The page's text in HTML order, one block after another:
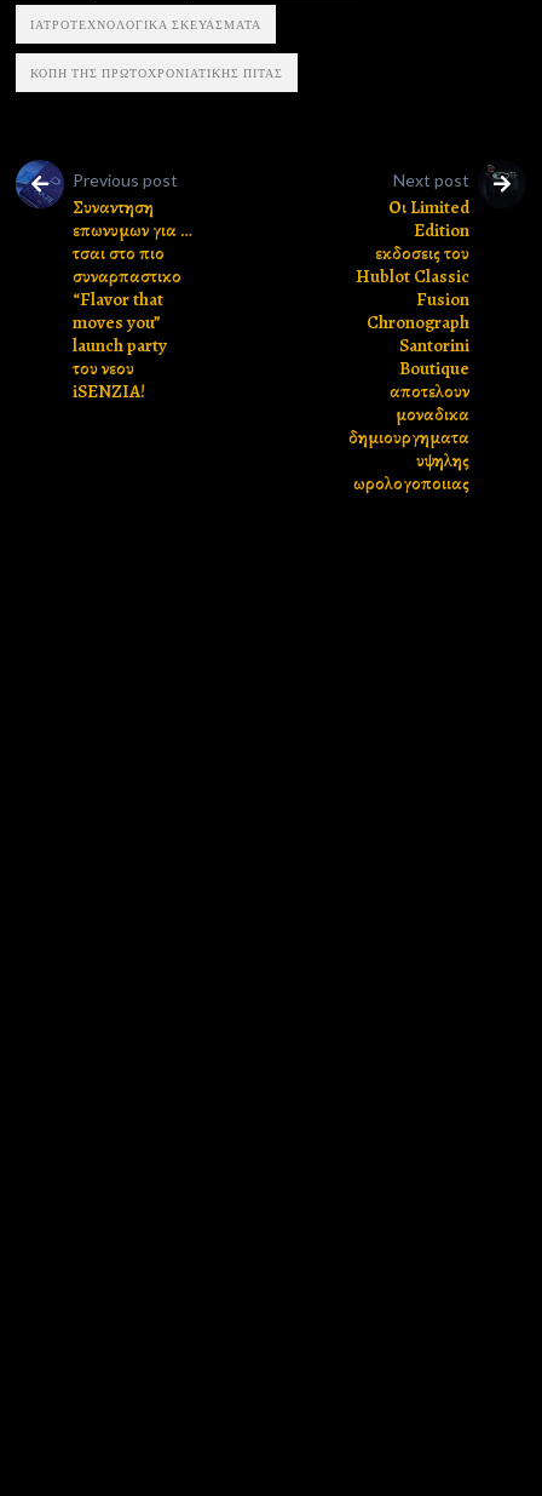
ΙΑΤΡΟΤΕΧΝΟΛΟΓΙΚΑ ΣΚΕΥΑΣΜΑΤΑ
ΚΟΠΗ ΤΗΣ ΠΡΩΤΟΧΡΟΝΙΑΤΙΚΗΣ ΠΙΤΑΣ
Previous post
Συναντηση
επωνυμων για …
τσαι στο πιο
συναρπαστικο
“Flavor that
moves you”
launch party
του νεου
iSENZIA!
Next post
Οι Limited
Edition
εκδοσεις του
Hublot Classic
Fusion
Chronograph
Santorini
Boutique
αποτελουν
μοναδικα
δημιουργηματα
υψηλης
ωρολογοποιιας